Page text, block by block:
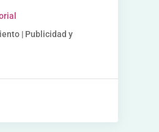
| Publicidad y